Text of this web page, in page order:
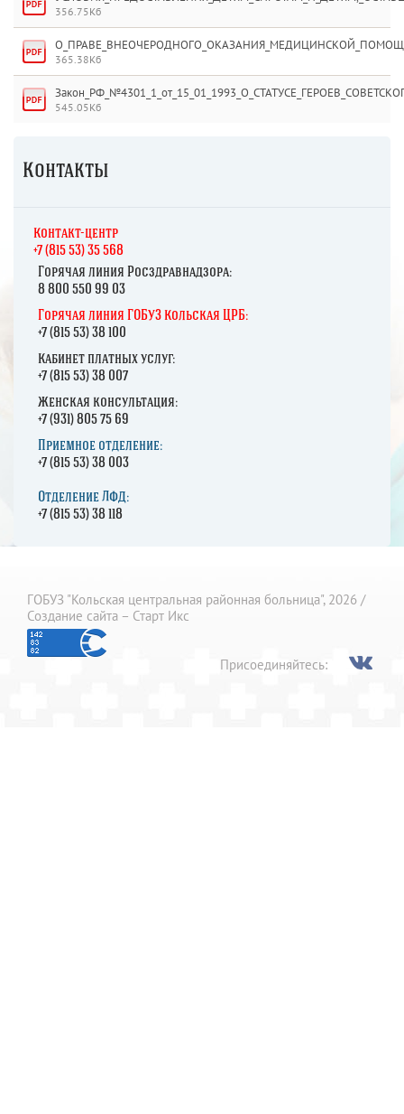
356.75Кб
365.38Кб
545.05Кб
Контакты
Контакт-центр
+7 (815 53) 35 568
Горячая линия Росздравнадзора:
8 800 550 99 03
Горячая линия ГОБУЗ Кольская ЦРБ:
+7 (815 53) 38 100
Кабинет платных услуг:
+7 (815 53) 38 007
Женская консультация:
+7 (931) 805 75 69
Приемное отделение:
+7 (815 53) 38 003
Отделение ЛФД:
+7 (815 53) 38 118
ГОБУЗ "Кольская центральная районная больница", 2026 /
Создание сайта – Старт Икс
Присоединяйтесь: